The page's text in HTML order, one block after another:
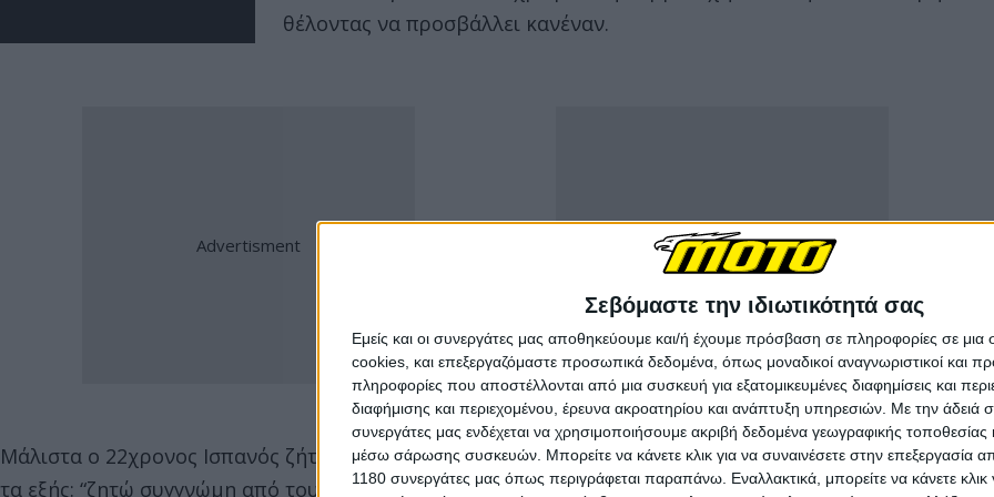
Σεβόμαστε την ιδιωτικότητά σας
Εμείς και οι συνεργάτες μας αποθηκεύουμε και/ή έχουμε πρόσβαση σε πληροφορίες σε
cookies, και επεξεργαζόμαστε προσωπικά δεδομένα, όπως μοναδικοί αναγνωριστικοί και
πληροφορίες που αποστέλλονται από μια συσκευή για εξατομικευμένες διαφημίσεις και
διαφήμισης και περιεχομένου, έρευνα ακροατηρίου και ανάπτυξη υπηρεσιών. Με την άδειά
συνεργάτες μας ενδέχεται να χρησιμοποιήσουμε ακριβή δεδομένα γεωγραφικής τοποθεσίας
μέσω σάρωσης συσκευών. Μπορείτε να κάνετε κλικ για να συναινέσετε στην επεξεργασία
1180 συνεργάτες μας όπως περιγράφεται παραπάνω. Εναλλακτικά, μπορείτε να κάνετε κλικ
θέλοντας να προσβάλλει κανέναν.
Μάλιστα ο 22χρονος Ισπανός ζήτησε συγγνώμη από την QJMOTOR , δημοσίως μάλιστα, δηλώνοντας
τα εξής: “ζητώ συγγνώμη από τους Κινέζους φαν που μπορεί να αισθάνθηκαν προσβεβλημένοι από